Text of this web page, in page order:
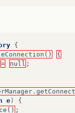
{
{
= null ;
e )
{
;